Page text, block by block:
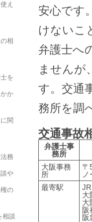
え
相
を
か
関
務
や
の
相談
安心です
けないこ
弁護士へ
ませんが
す。交通
務所を調
交通事故
弁護士事
務所
大阪事務
所
〒
最寄駅
大
大
阪
阪